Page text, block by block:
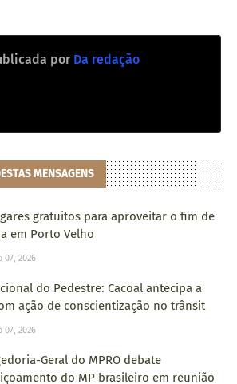
por Da redação
MENSAGENS
gratuitos para aproveitar o fim de
em Porto Velho
07, 2026
do Pedestre: Cacoal antecipa a
ação de conscientização no trânsit
07, 2026
Geral do MPRO debate
do MP brasileiro em reunião